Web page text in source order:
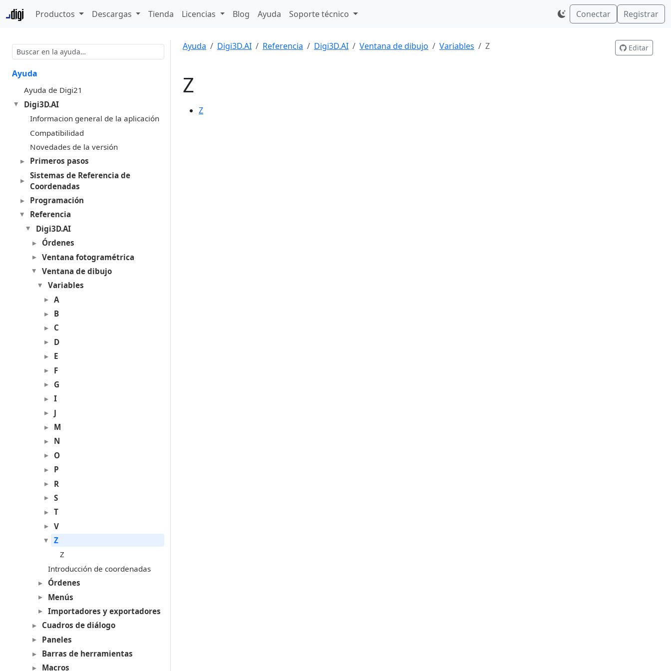
Productos Descargas Tienda Licencias Blog Ayuda Soporte técnico Conectar Registrar
Ayuda
Ayuda de Digi21
Digi3D.AI
Informacion general de la aplicación
Compatibilidad
Novedades de la versión
Primeros pasos
Sistemas de Referencia de
Coordenadas
Programación
Referencia
Digi3D.AI
Órdenes
Ventana fotogramétrica
Ventana de dibujo
Variables
A
B
C
D
E
F
G
I
J
M
N
O
P
R
S
T
V
Z
Z
Introducción de coordenadas
Órdenes
Menús
Importadores y exportadores
Cuadros de diálogo
Paneles
Barras de herramientas
Macros
Ayuda Digi3D.AI Referencia Digi3D.AI Ventana de dibujo Variables Z Editar
Z
Z